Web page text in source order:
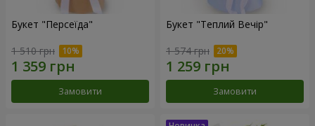
Букет "Персеїда"
1 510 грн
Замовити
Букет "Теплий Вечір"
1 574 грн
Замовити